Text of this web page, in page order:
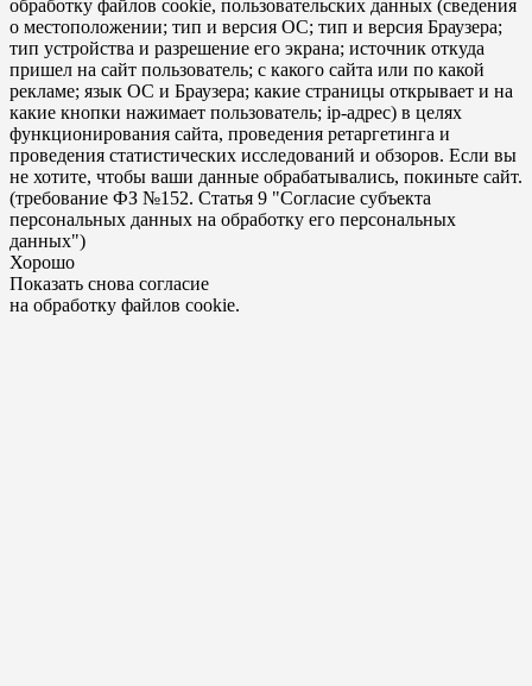
обработку файлов cookie, пользовательских данных (сведения
о местоположении; тип и версия ОС; тип и версия Браузера;
тип устройства и разрешение его экрана; источник откуда
пришел на сайт пользователь; с какого сайта или по какой
рекламе; язык ОС и Браузера; какие страницы открывает и на
какие кнопки нажимает пользователь; ip-адрес) в целях
функционирования сайта, проведения ретаргетинга и
проведения статистических исследований и обзоров. Если вы
не хотите, чтобы ваши данные обрабатывались, покиньте сайт.
(требование ФЗ №152. Статья 9 "Согласие субъекта
персональных данных на обработку его персональных
данных")
Хорошо
Показать снова согласие
на обработку файлов cookie.